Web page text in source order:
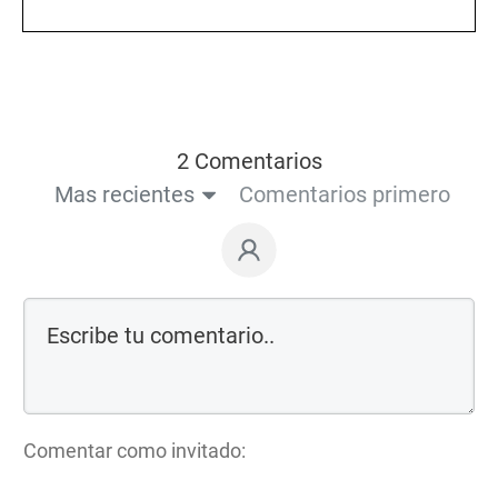
2 Comentarios
Mas recientes
Comentarios primero
Comentar como invitado: